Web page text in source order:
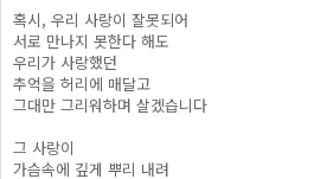
혹시, 우리 사랑이 잘못되어
서로 만나지 못한다 해도
우리가 사랑했던
추억을 허리에 매달고
그대만 그리워하며 살겠습니다
그 사랑이
가슴속에 깊게 뿌리 내려